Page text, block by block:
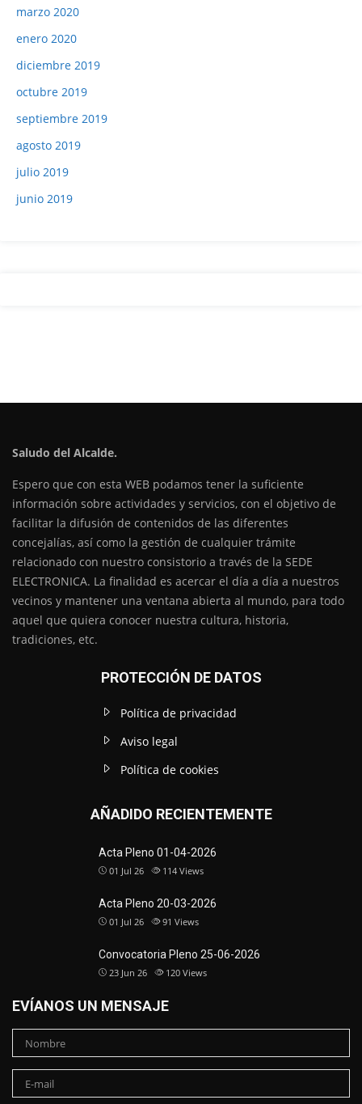
marzo 2020
enero 2020
diciembre 2019
octubre 2019
septiembre 2019
agosto 2019
julio 2019
junio 2019
Saludo del Alcalde.
Espero que con esta WEB podamos tener la suficiente
información sobre actividades y servicios, con el objetivo de
facilitar la difusión de contenidos de las diferentes
concejalías, así como la gestión de cualquier trámite
relacionado con nuestro consistorio a través de la SEDE
ELECTRONICA. La finalidad es acercar el día a día a nuestros
vecinos y mantener una ventana abierta al mundo, para todo
aquel que quiera conocer nuestra cultura, historia,
tradiciones, etc.
PROTECCIÓN DE DATOS
Política de privacidad
Aviso legal
Política de cookies
AÑADIDO RECIENTEMENTE
Acta Pleno 01-04-2026
01 Jul 26 114 Views
Acta Pleno 20-03-2026
01 Jul 26 91 Views
Convocatoria Pleno 25-06-2026
23 Jun 26 120 Views
EVÍANOS UN MENSAJE